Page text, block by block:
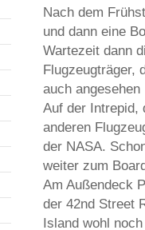
Nach dem
und dann eine
Wartezeit dann
Flugzeugträger,
auch
Auf der Intrepid,
anderen
der NASA.
weiter zum
Am Außendeck
der 42nd Street
Island wohl